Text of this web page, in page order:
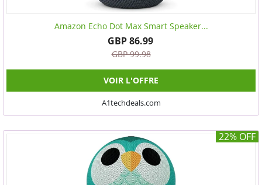
Amazon Echo Dot Max Smart Speaker...
GBP 86.99
GBP 99.98
VOIR L'OFFRE
A1techdeals.com
22% OFF